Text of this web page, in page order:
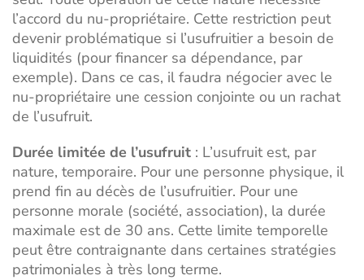
l’accord du nu-propriétaire. Cette restriction peut
devenir problématique si l’usufruitier a besoin de
liquidités (pour financer sa dépendance, par
exemple). Dans ce cas, il faudra négocier avec le
nu-propriétaire une cession conjointe ou un rachat
de l’usufruit.
Durée limitée de l’usufruit : L’usufruit est, par
nature, temporaire. Pour une personne physique, il
prend fin au décès de l’usufruitier. Pour une
personne morale (société, association), la durée
maximale est de 30 ans. Cette limite temporelle
peut être contraignante dans certaines stratégies
patrimoniales à très long terme.